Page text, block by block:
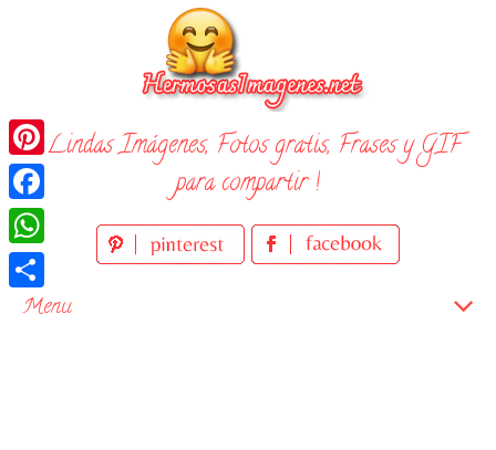
¡ Lindas Imágenes, Fotos gratis, Frases y GIF
para compartir !
Menu
Pinterest
Facebook
WhatsApp
Compartir